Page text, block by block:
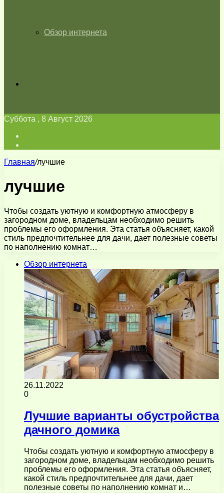
Обзор интернета
Суббота , 8 Август 2026
Главная/лучшие
лучшие
Чтобы создать уютную и комфортную атмосферу в
загородном доме, владельцам необходимо решить
проблемы его оформления. Эта статья объясняет, какой
стиль предпочтительнее для дачи, дает полезные советы
по наполнению комнат…
Обзор интернета
26.11.2022
0
Лучшие варианты обустройства
дачного домика
Чтобы создать уютную и комфортную атмосферу в
загородном доме, владельцам необходимо решить
проблемы его оформления. Эта статья объясняет,
какой стиль предпочтительнее для дачи, дает
полезные советы по наполнению комнат и…